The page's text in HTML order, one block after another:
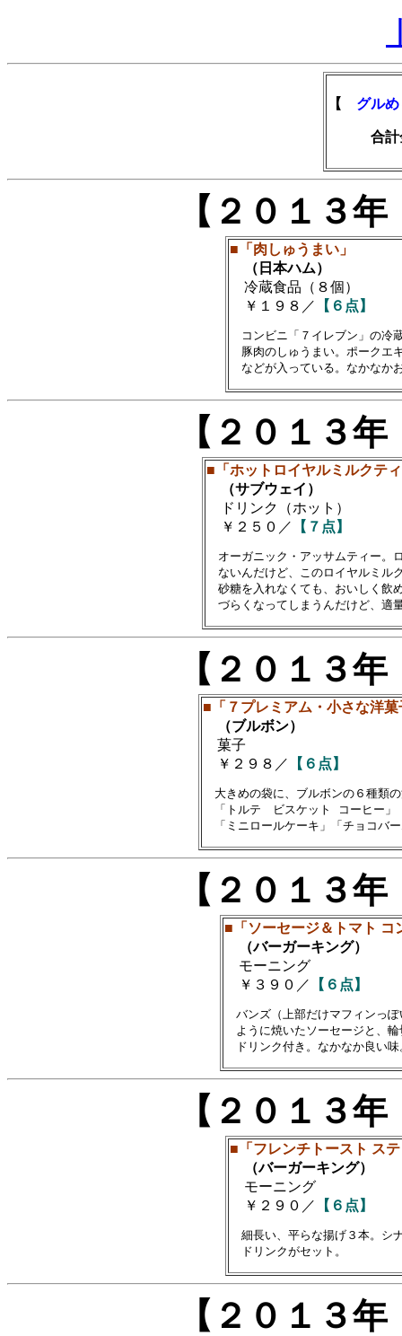
【 グル
合計金
【２０１３
■「肉しゅうまい」
（日本ハム）
冷蔵食品（８個）
￥１９８／
【６点】
コンビニ「７イレブン」の冷
豚肉のしゅうまい。ポークエ
【２０１３
■「ホットロイヤルミルクテ
（サブウェイ）
ドリンク（ホット）
￥２５０／
【７点】
オーガニック・アッサムティー
ないんだけど、このロイヤルミル
砂糖を入れなくても、おいしく飲
【２０１３
■「７プレミアム・小さな洋
（ブルボン）
菓子
￥２９８／
【６点】
大きめの袋に、ブルボンの６種類
「トルテ　ビスケット コーヒー」
【２０１３
■「ソーセージ＆トマト コ
（バーガーキング）
モーニング
￥３９０／ 【６点】
バンズ（上部だけマフィンっ
ように焼いたソーセージと、輪
【２０１３
■「フレンチトースト ス
（バーガーキング）
モーニング
￥２９０／
【６点】
細長い、平らな揚げ３本。シ
【２０１３